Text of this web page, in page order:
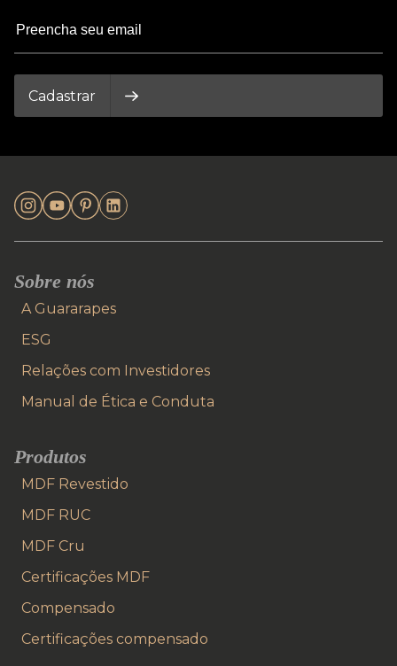
Cadastrar
Sobre nós
A Guararapes
ESG
Relações com Investidores
Manual de Ética e Conduta
Produtos
MDF Revestido
MDF RUC
MDF Cru
Certificações MDF
Compensado
Certificações compensado